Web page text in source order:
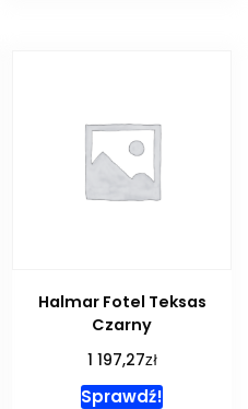
Halmar Fotel Teksas
Czarny
1 197,27zł
Sprawdź!